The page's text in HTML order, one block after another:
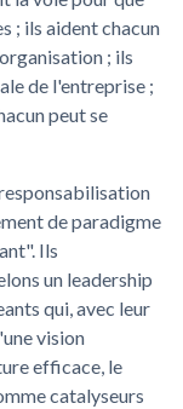
; ils aident chacun
; ils
de l'entreprise ;
peut se
de paradigme
Ils
un leadership
qui, avec leur
vision
efficace, le
catalyseurs